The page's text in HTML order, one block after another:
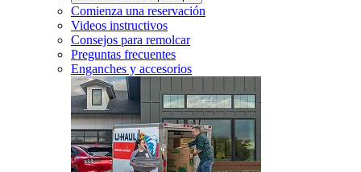
Comienza una reservación
Videos instructivos
Consejos para remolcar
Preguntas frecuentes
Enganches y accesorios